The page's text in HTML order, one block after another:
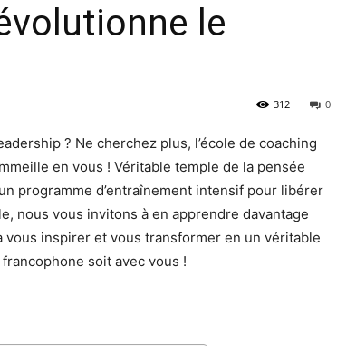
le
0
312
? Ne cherchez plus, l’école de coaching
en vous ! Véritable temple de la pensée
programme d’entraînement intensif pour libérer
nous vous invitons à en apprendre davantage
inspirer et vous transformer en un véritable
soit avec vous !